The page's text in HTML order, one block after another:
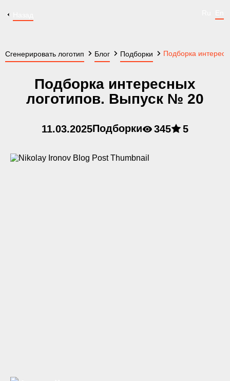
Сгенерировать логотип Блог Подборки Подборка
Подборка интересных
логотипов. Выпуск № 20
11.03.2025Подборки 345 5